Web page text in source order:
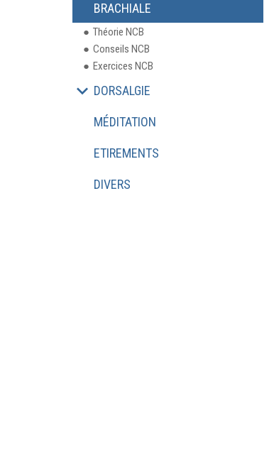
BRACHIALE
Théorie NCB
Conseils NCB
Exercices NCB
DORSALGIE
MÉDITATION
ETIREMENTS
DIVERS